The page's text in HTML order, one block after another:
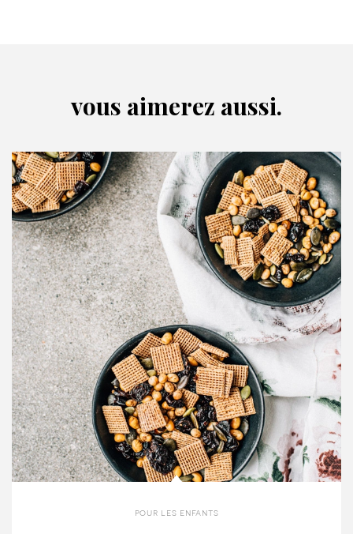
vous aimerez aussi.
pour les enfants